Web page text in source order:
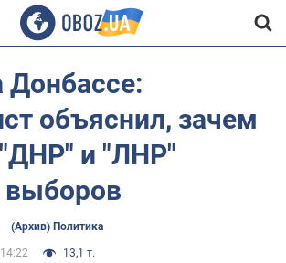
Донбассе:
объяснил, зачем
"ДНР" и "ЛНР"
выборов
(Архив) Политика
13,1 т.